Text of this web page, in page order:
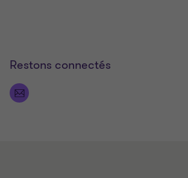
Restons connectés